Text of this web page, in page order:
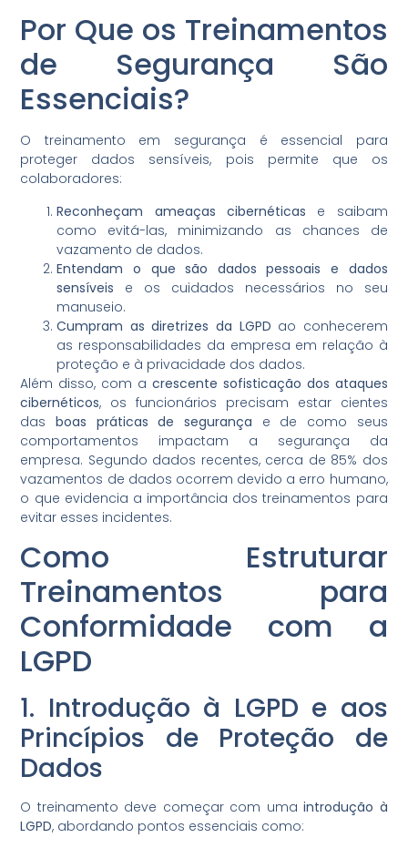
Por Que os Treinamentos
de Segurança São
Essenciais?
O treinamento em segurança é essencial para
proteger dados sensíveis, pois permite que os
colaboradores:
Reconheçam ameaças cibernéticas e saibam
como evitá-las, minimizando as chances de
vazamento de dados.
Entendam o que são dados pessoais e dados
sensíveis e os cuidados necessários no seu
manuseio.
Cumpram as diretrizes da LGPD ao conhecerem
as responsabilidades da empresa em relação à
proteção e à privacidade dos dados.
Além disso, com a crescente sofisticação dos ataques
cibernéticos, os funcionários precisam estar cientes
dasboas práticas de segurança e de como seus
comportamentos impactam a segurança da
empresa. Segundo dados recentes, cerca de 85% dos
vazamentos de dados ocorrem devido a erro humano,
o que evidencia a importância dos treinamentos para
evitar esses incidentes.
Como Estruturar
Treinamentos para
Conformidade com a
LGPD
1. Introdução à LGPD e aos
Princípios de Proteção de
Dados
O treinamento deve começar com umaintrodução à
LGPD, abordando pontos essenciais como: